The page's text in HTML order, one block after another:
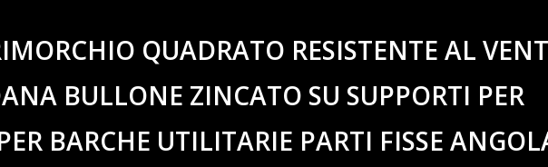
QUADRATO RESISTENTE AL
BULLONE ZINCATO SU SUPPORTI PER
BARCHE UTILITARIE PARTI FISSE